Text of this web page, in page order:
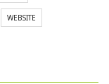
WEBSITE